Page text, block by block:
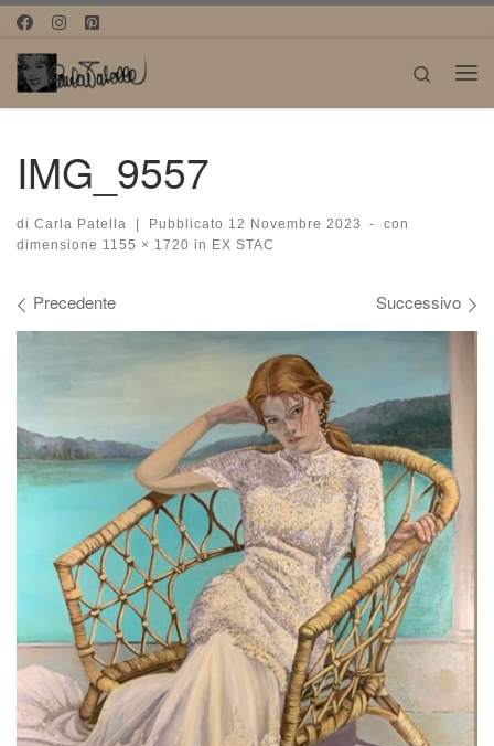
Passa al contenuto
Search
IMG_9557
di Carla Patella Pubblicato 12 Novembre 2023 -
con
dimensione 1155 × 1720 in EX STAC
Navigazione immagini
Precedente Successivo